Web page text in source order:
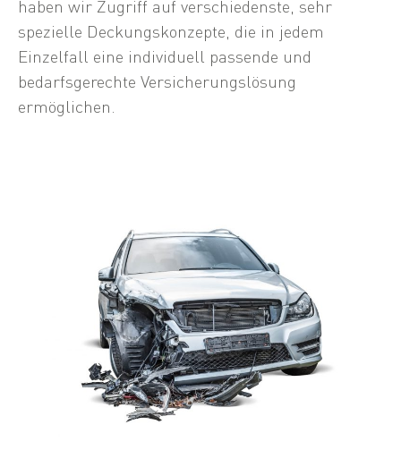
haben wir Zugriff auf verschiedenste, sehr
spezielle Deckungskonzepte, die in jedem
Einzelfall eine individuell passende und
bedarfsgerechte Versicherungslösung
ermöglichen.